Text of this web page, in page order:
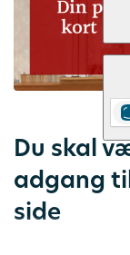
Du skal
adgang
side